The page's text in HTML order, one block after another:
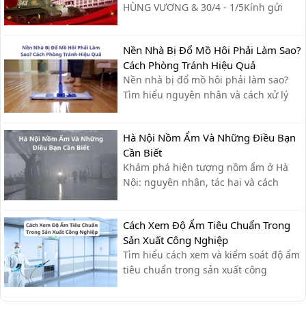
HÙNG VƯƠNG & 30/4 - 1/5Kính gửi
ty xin trân trọng thông báo lịch nghỉ lễ
như sau:- Giỗ Tổ Hùng Vương: Nghỉ
ngày 26/04 – 27/04- Giải phóng miền
Nam & Quốc tế Lao động (30/4 - ...
Nền Nhà Bị Đổ Mồ Hôi Phải Làm Sao?
Cách Phòng Tránh Hiệu Quả
Nền nhà bị đổ mồ hôi phải làm sao?
Tìm hiểu nguyên nhân và cách xử lý
hiệu quả giúp sàn nhà luôn khô ráo.
Hà Nội Nồm Ẩm Và Những Điều Bạn
Cần Biết
Khám phá hiện tượng nồm ẩm ở Hà
Nội: nguyên nhân, tác hại và cách
cửa khô ráo, bảo vệ sức khỏe.
Cách Xem Độ Ẩm Tiêu Chuẩn Trong
Sản Xuất Công Nghiệp
Tìm hiểu cách xem và kiểm soát độ ẩm
tiêu chuẩn trong sản xuất công
và nâng cao chất lượng sản phẩm.